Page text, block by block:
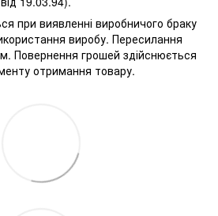
при виявленні виробничого браку
виробу. Пересилання
Повернення грошей здійснюється
отримання товару.